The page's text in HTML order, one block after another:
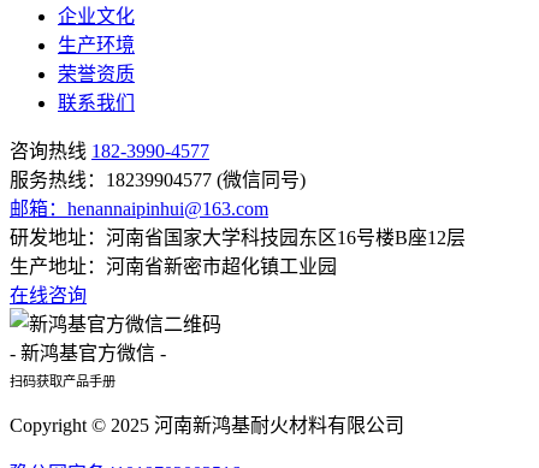
企业文化
生产环境
荣誉资质
联系我们
咨询热线 182-3990-4577
服务热线：18239904577 (微信同号)
邮箱：henannaipinhui@163.com
研发地址：河南省国家大学科技园东区16号楼B座12层
生产地址：河南省新密市超化镇工业园
在线咨询
- 新鸿基官方微信 -
扫码获取产品手册
Copyright © 2025 河南新鸿基耐火材料有限公司